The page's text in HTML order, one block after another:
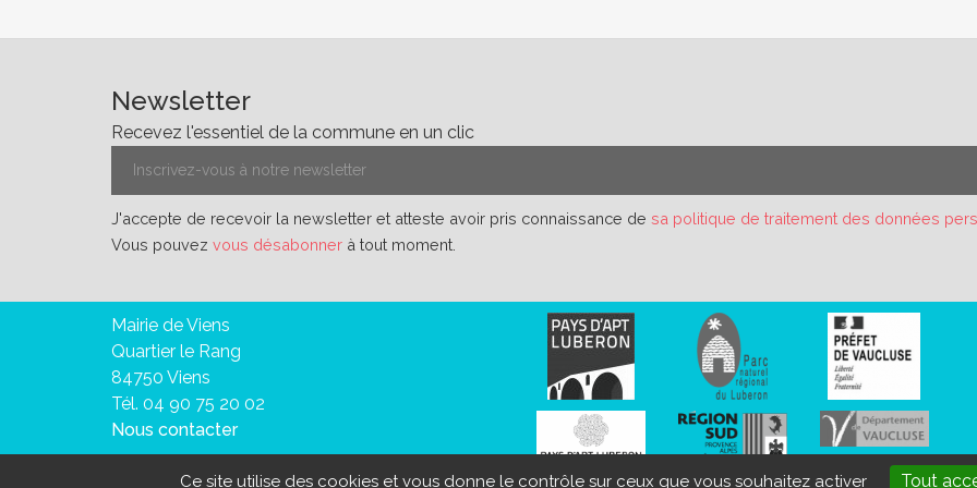
Newsletter
Recevez l'essentiel de la commune en un clic
J'accepte de recevoir la newsletter et atteste avoir pris connaissance de sa politique de traitement des données
Vous pouvez vous désabonner à tout moment.
Mairie de Viens
Quartier le Rang
84750 Viens
Tél. 04 90 75 20 02
Nous contacter
Ce site utilise des cookies et vous donne le contrôle sur ceux que vous souhaitez activer Tout